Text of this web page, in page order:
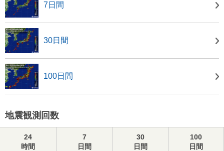
7日間
30日間
100日間
地震観測回数
24
時間
7
日間
30
日間
100
日間